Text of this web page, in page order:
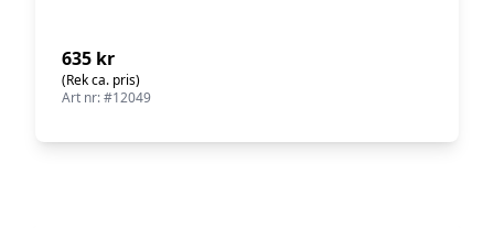
635 kr
(Rek ca. pris)
Art nr: #12049